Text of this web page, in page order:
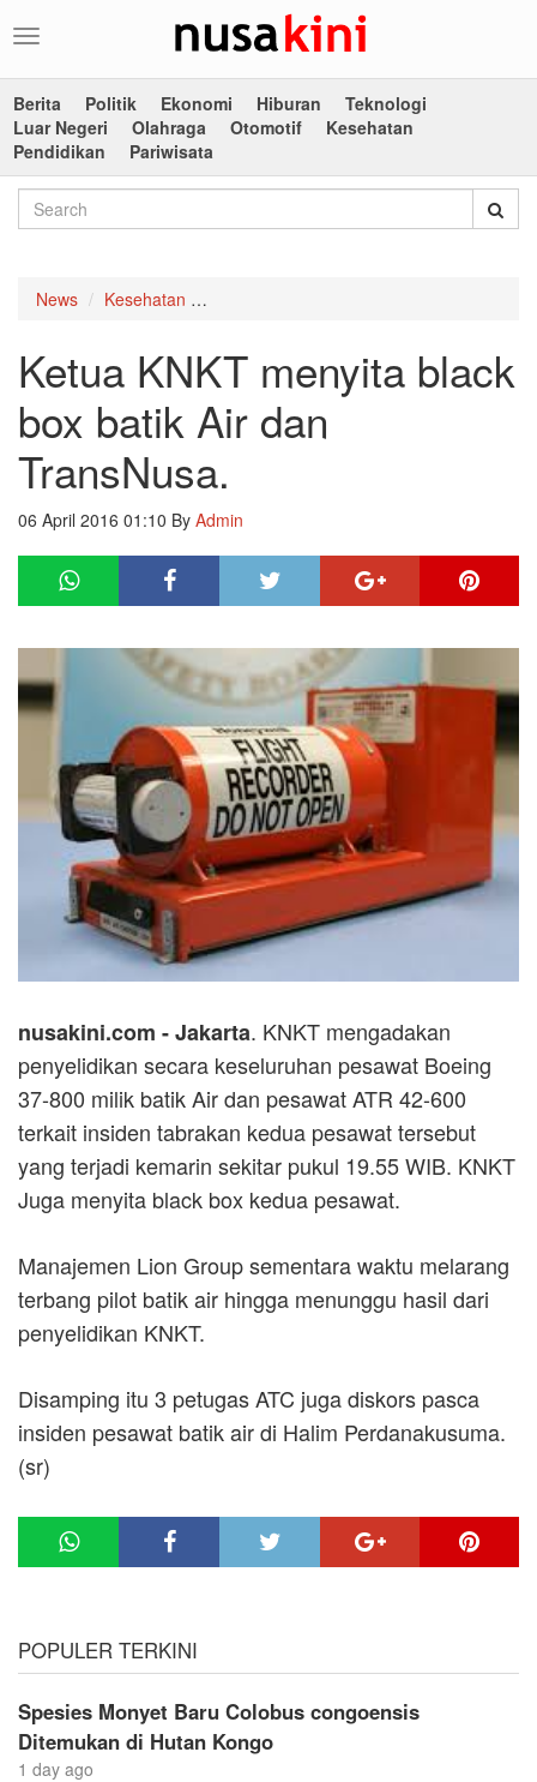
Toggle
Berita
Politik Ekonomi Hiburan
Teknologi
Luar Negeri
Olahraga Otomotif
Kesehatan
Pendidikan
Pariwisata
News Kesehatan
Ketua KNKT menyita black
box batik Air dan
TransNusa.
06 April 2016 01:10 By Admin
nusakini.com - Jakarta. KNKT mengadakan
penyelidikan secara keseluruhan pesawat Boeing
37-800 milik batik Air dan pesawat ATR 42-600
terkait insiden tabrakan kedua pesawat tersebut
yang terjadi kemarin sekitar pukul 19.55 WIB. KNKT
Juga menyita black box kedua pesawat.
Manajemen Lion Group sementara waktu melarang
terbang pilot batik air hingga menunggu hasil dari
penyelidikan KNKT.
Disamping itu 3 petugas ATC juga diskors pasca
insiden pesawat batik air di Halim Perdanakusuma.
(sr)
POPULER TERKINI
Spesies Monyet Baru Colobus congoensis
Ditemukan di Hutan Kongo
1 day ago